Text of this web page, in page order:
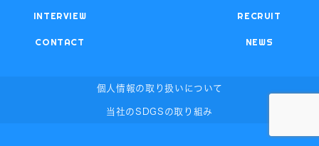
INTERVIEW RECRUIT
CONTACT NEWS
個人情報の取り扱いについて
当社のSDGSの取り組み